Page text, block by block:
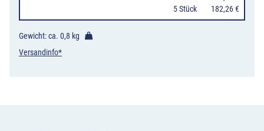
zweiseitig,
gelb
5 Stück 182,26 €
Gewicht: ca. 0,8 kg
Versandinfo*